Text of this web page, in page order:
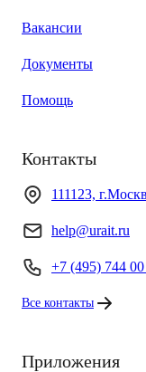
Вакансии
Документы
Помощь
Контакты
111123,
help@urait.ru
+7 (495) 744 00
Все контакты
Приложения